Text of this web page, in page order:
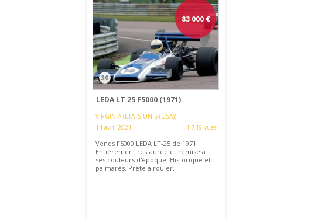
83 000€
30
LEDA LT 25 F5000 (1971)
VIRGINIA (ETATS-UNIS (USA))
14 avril 2021
1 749 vues
Vends F5000 LEDA LT-25 de 1971.
Entièrement restaurée et remise à
ses couleurs d'époque. Historique et
palmarès. Prête à rouler.